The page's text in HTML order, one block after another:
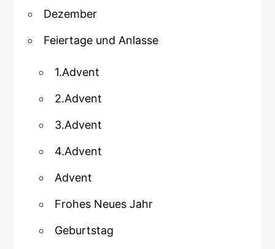
Dezember
Feiertage und Anlasse
1.Advent
2.Advent
3.Advent
4.Advent
Advent
Frohes Neues Jahr
Geburtstag